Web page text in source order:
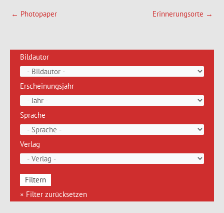
← Photopaper Erinnerungsorte →
Bildautor
Erscheinungsjahr
Sprache
Verlag